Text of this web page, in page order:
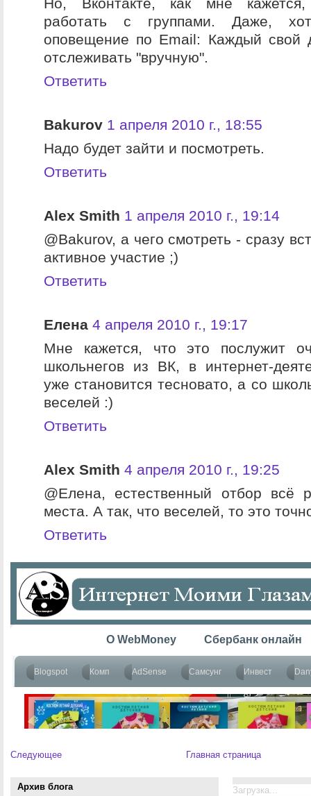
работать с группами. Даже,
оповещение по Email: Каждый свой
отслеживать "вручную".
Ответить
Bakurov 1 апреля 2010 г., 18:55
Надо будет зайти и посмотреть.
Ответить
Alex Smith 1 апреля 2010 г., 19:14
@Bakurov, а чего смотреть - сразу
активное участие ;)
Ответить
Елена 4 апреля 2010 г., 19:17
Мне кажется, что это послужит
школьнегов из ВК, в интернет-
уже становится тесновато, а со
веселей :)
Ответить
Alex Smith 4 апреля 2010 г., 19:25
@Елена, естественный отбор всё
места. А так, что веселей, то это
Ответить
Следующее Главная страница
Архив блога Загрузка...